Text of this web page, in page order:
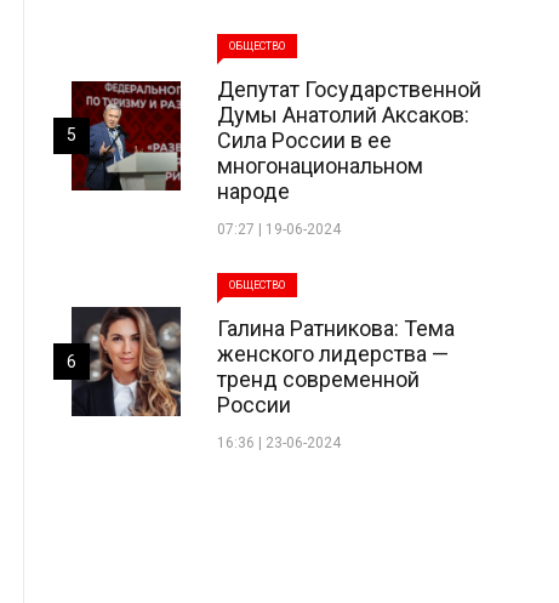
ОБЩЕСТВО
Депутат Государственной
Думы Анатолий Аксаков:
Сила России в ее
многонациональном
народе
07:27 | 19-06-2024
5
ОБЩЕСТВО
Галина Ратникова: Тема
женского лидерства —
тренд современной
России
16:36 | 23-06-2024
6